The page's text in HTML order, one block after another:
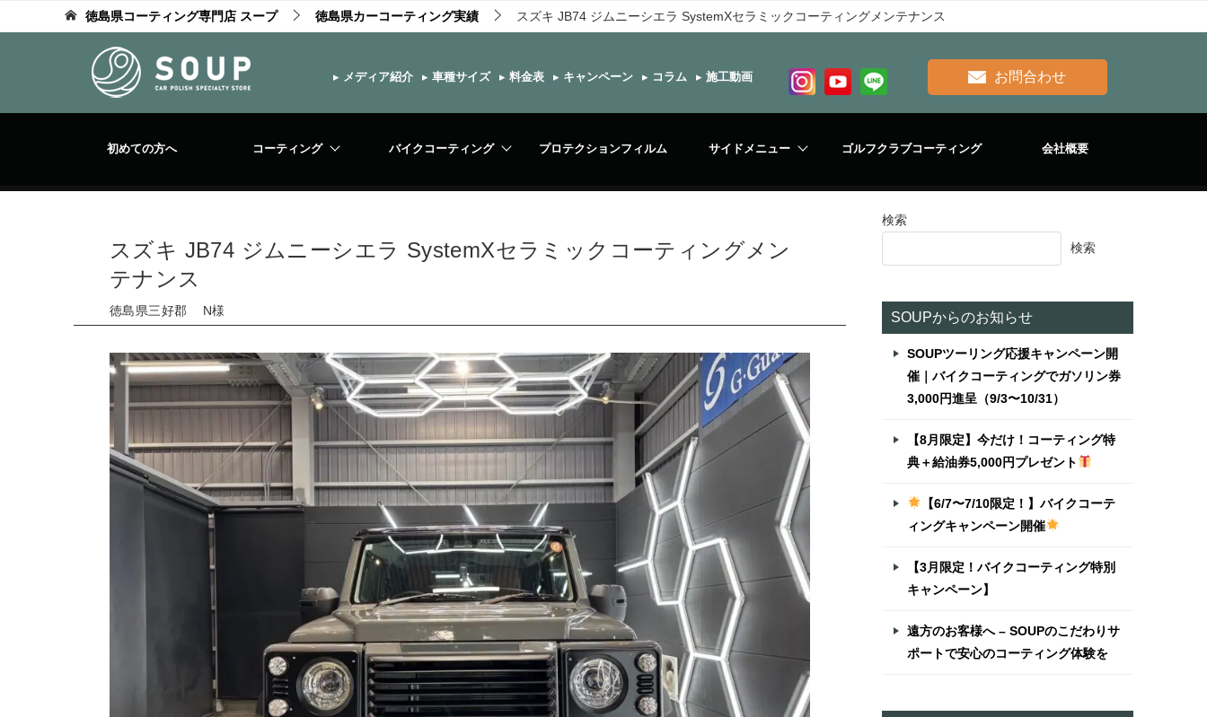
徳島県コーティング専門店 スープ 徳島県カーコーティング実績 スズキ JB74 ジムニーシエラ SystemXセラミックコーティングメンテナンス
▸ メディア紹介 ▸ 車種サイズ ▸ 料金表 ▸ キャンペーン ▸ コラム ▸ 施工動画 お問合わせ
初めての方へ コーティング バイクコーティング プロテクションフィルム サイドメニュー ゴルフクラブコーティング 会社概要
スズキ JB74 ジムニーシエラ SystemXセラミックコーティングメン
テナンス
徳島県三好郡 N様
検索
検索
SOUPからのお知らせ
SOUPツーリング応援キャンペーン開
催｜バイクコーティングでガソリン券
3,000円進呈（9/3〜10/31）
【8月限定】今だけ！コーティング特
典＋給油券5,000円プレゼント
【6/7〜7/10限定！】バイクコーテ
ィングキャンペーン開催
【3月限定！バイクコーティング特別
キャンペーン】
遠方のお客様へ – SOUPのこだわりサ
ポートで安心のコーティング体験を